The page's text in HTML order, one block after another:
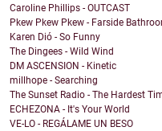
Caroline Phillips - OUTCAST
Pkew Pkew Pkew - Farside
Karen Dió - So Funny
The Dingees - Wild Wind
DM ASCENSION - Kinetic
millhope - Searching
The Sunset Radio - The Hardest
ECHEZONA - It's Your World
VE-LO - REGÁLAME UN BESO